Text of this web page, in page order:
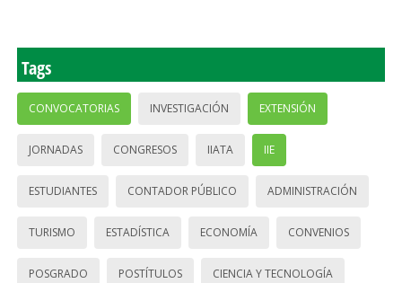
Tags
CONVOCATORIAS INVESTIGACIÓN EXTENSIÓN
JORNADAS CONGRESOS IIATA IIE
ESTUDIANTES CONTADOR PÚBLICO ADMINISTRACIÓN
TURISMO ESTADÍSTICA ECONOMÍA CONVENIOS
POSGRADO POSTÍTULOS CIENCIA Y TECNOLOGÍA